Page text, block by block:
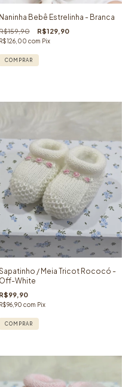
Naninha Bebê Estrelinha - Branca
R$129,90
R$126,00 com Pix
/ Meia Tricot Rococó -
Off-White
R$99,90
R$96,90 com Pix
COMPRAR